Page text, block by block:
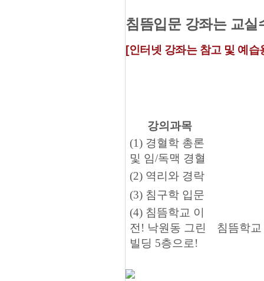
침뜸입문 강좌는 교실
[인터넷 강좌는 참고 및 예
강의과목
(1) 경혈학 총론
및 임/독맥 경혈
(2) 역리와 경락
(3) 침구학 입문
(4) 침뜸학교 이
전! 낙원동 그린
빌딩 5층으로!
침뜸학